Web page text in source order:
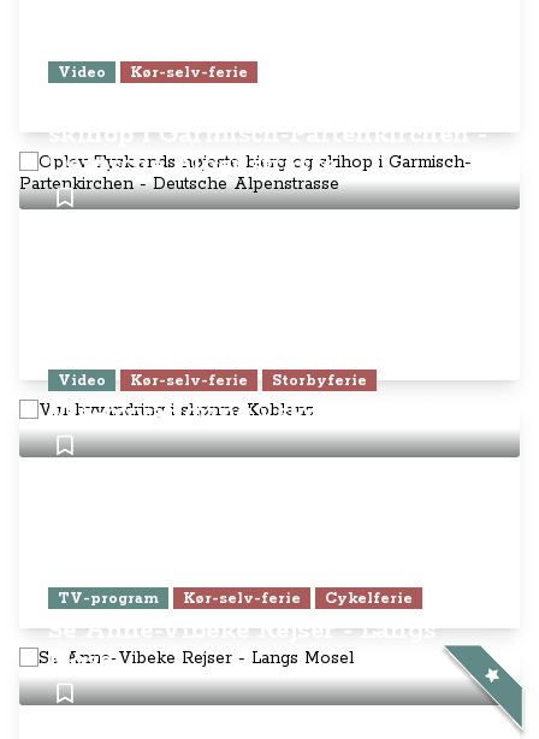
Video Kør-selv-ferie
skihop i Garmisch-Partenkirchen -
Deutsche Alpenstrasse
Video Kør-selv-ferie Storbyferie
Vin-byvandring i skønne Koblenz
TV-program Kør-selv-ferie Cykelferie
Se Anne-Vibeke Rejser - Langs
Mosel